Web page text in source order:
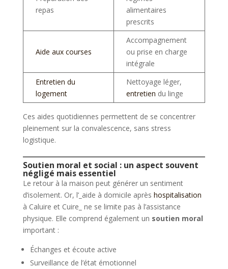
repas
alimentaires
prescrits
Aide aux courses
Accompagnement
ou prise en charge
intégrale
Entretien du
logement
Nettoyage léger,
entretien du linge
Ces aides quotidiennes permettent de se concentrer
pleinement sur la convalescence, sans stress
logistique.
Soutien moral et social : un aspect souvent
négligé mais essentiel
Le retour à la maison peut générer un sentiment
d’isolement. Or, l’_ aide à domicile après hospitalisation
à Caluire et Cuire ne se limite pas à l’assistance
physique. Elle comprend également un soutien moral
important :
Échanges et écoute active
Surveillance de l’état émotionnel